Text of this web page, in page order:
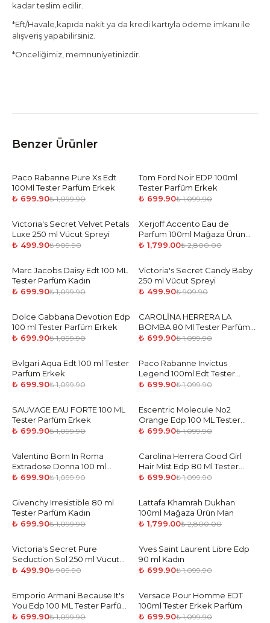
kadar teslim edilir.
*Eft/Havale,kapıda nakit ya da kredi kartıyla ödeme imkanı ile
alışveriş yapabilirsiniz.
*Önceliğimiz, memnuniyetinizdir.
Benzer Ürünler
-36 %
Paco Rabanne Pure Xs Edt
100Ml Tester Parfüm Erkek
₺ 699.90₺ 1,099.90
-36%
Tom Ford Noir EDP 100ml
Tester Parfüm Erkek
₺ 699.90₺ 1,099.90
-45%
Victoria's Secret Velvet Petals
Luxe 250 ml Vücut Spreyi
₺ 499.90₺ 909.90
-36%
Xerjoff Accento Eau de
Parfum 100ml Mağaza Ürün
Unisex
₺ 1,799.00₺ 2,800.00
-36%
Marc Jacobs Daisy Edt 100 ML
Tester Parfüm Kadın
₺ 699.90₺ 1,099.90
-45%
Victoria's Secret Candy Baby
250 ml Vücut Spreyi
₺ 499.90₺ 909.90
-36%
Dolce Gabbana Devotion Edp
100 ml Tester Parfüm Erkek
₺ 699.90₺ 1,099.90
-36%
CAROLİNA HERRERA LA
BOMBA 80 Ml Tester Parfüm
Kadın
₺ 699.90₺ 1,099.90
-36%
Bvlgari Aqua Edt 100 ml Tester
Parfüm Erkek
₺ 699.90₺ 1,099.90
-36 %
Paco Rabanne Invictus
Legend 100ml Edt Tester
Parfüm Erkek
₺ 699.90₺ 1,099.90
-36%
SAUVAGE EAU FORTE 100 ML
Tester Parfüm Erkek
₺ 699.90₺ 1,099.90
-36%
Escentric Molecule No2
Orange Edp 100 ML Tester
Parfüm Kadın
₺ 699.90₺ 1,099.90
-36%
Valentino Born In Roma
Extradose Donna 100 ml
Tester Parfüm Kadın
₺ 699.90₺ 1,099.90
-36%
Carolina Herrera Good Girl
Hair Mist Edp 80 Ml Tester
Parfüm Kadın
₺ 699.90₺ 1,099.90
-36%
Givenchy Irresistible 80 ml
Tester Parfüm Kadın
₺ 699.90₺ 1,099.90
-36%
Lattafa Khamrah Dukhan
100ml Mağaza Ürün Man
₺ 1,799.00₺ 2,800.00
-45%
Victoria's Secret Pure
Seduction Sol 250 ml Vücut
Spreyi
₺ 499.90₺ 909.90
-36%
Yves Saint Laurent Libre Edp
90 ml Kadın
₺ 699.90₺ 1,099.90
-36%
Emporio Armani Because It's
You Edp 100 ML Tester Parfüm
Kadın
₺ 699.90₺ 1,099.90
-36%
Versace Pour Homme EDT
100ml Tester Erkek Parfüm
₺ 699.90₺ 1,099.90